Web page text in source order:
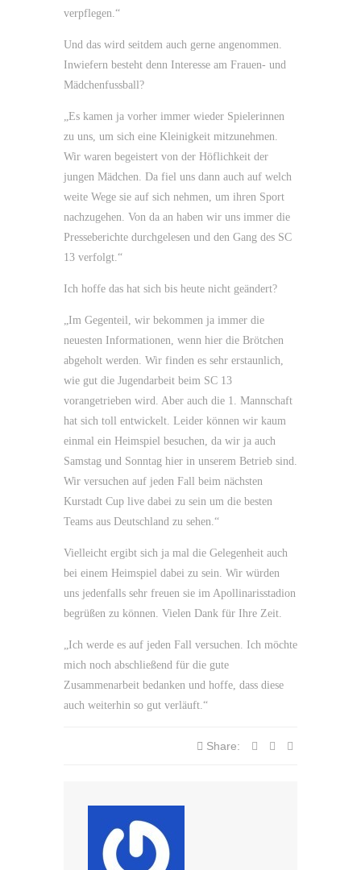
verpflegen.“
Und das wird seitdem auch gerne angenommen.
Inwiefern besteht denn Interesse am Frauen- und
Mädchenfussball?
„Es kamen ja vorher immer wieder Spielerinnen
zu uns, um sich eine Kleinigkeit mitzunehmen.
Wir waren begeistert von der Höflichkeit der
jungen Mädchen. Da fiel uns dann auch auf welch
weite Wege sie auf sich nehmen, um ihren Sport
nachzugehen. Von da an haben wir uns immer die
Presseberichte durchgelesen und den Gang des SC
13 verfolgt.“
Ich hoffe das hat sich bis heute nicht geändert?
„Im Gegenteil, wir bekommen ja immer die
neuesten Informationen, wenn hier die Brötchen
abgeholt werden. Wir finden es sehr erstaunlich,
wie gut die Jugendarbeit beim SC 13
vorangetrieben wird. Aber auch die 1. Mannschaft
hat sich toll entwickelt. Leider können wir kaum
einmal ein Heimspiel besuchen, da wir ja auch
Samstag und Sonntag hier in unserem Betrieb sind.
Wir versuchen auf jeden Fall beim nächsten
Kurstadt Cup live dabei zu sein um die besten
Teams aus Deutschland zu sehen.“
Vielleicht ergibt sich ja mal die Gelegenheit auch
bei einem Heimspiel dabei zu sein. Wir würden
uns jedenfalls sehr freuen sie im Apollinarisstadion
begrüßen zu können. Vielen Dank für Ihre Zeit.
„Ich werde es auf jeden Fall versuchen. Ich möchte
mich noch abschließend für die gute
Zusammenarbeit bedanken und hoffe, dass diese
auch weiterhin so gut verläuft.“
Share: